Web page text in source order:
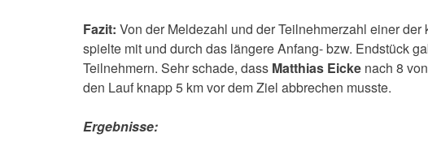
Fazit: Von der Meldezahl und der Teilnehmerzahl einer der
spielte mit und durch das längere Anfang- bzw. Endstück
Teilnehmern. Sehr schade, dass Matthias Eicke nach 8
den Lauf knapp 5 km vor dem Ziel abbrechen musste.
Ergebnisse: